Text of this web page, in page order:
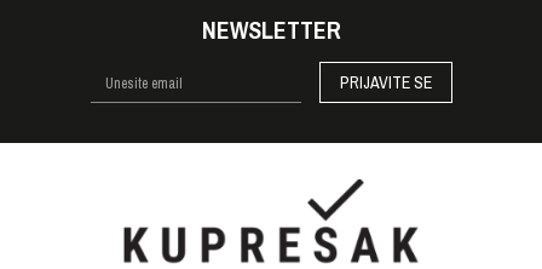
NEWSLETTER
PRIJAVITE SE